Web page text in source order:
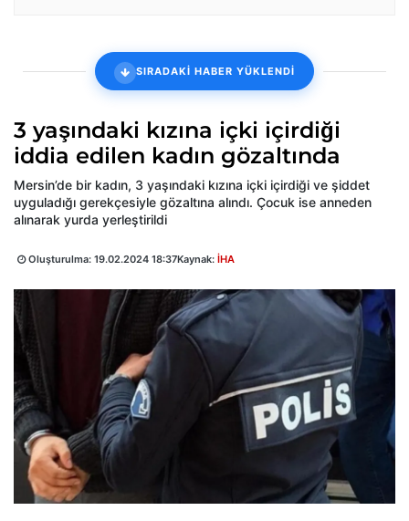
SIRADAKİ HABER YÜKLENDİ
3 yaşındaki kızına içki içirdiği
iddia edilen kadın gözaltında
Mersin’de bir kadın, 3 yaşındaki kızına içki içirdiği ve şiddet
uyguladığı gerekçesiyle gözaltına alındı. Çocuk ise anneden
alınarak yurda yerleştirildi
Oluşturulma: 19.02.2024 18:37Kaynak: İHA